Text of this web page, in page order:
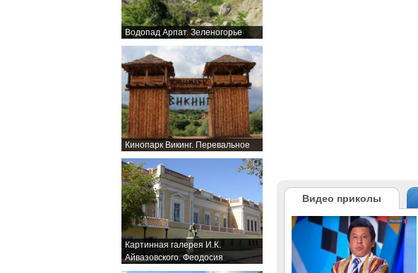
Водопад Арпат. Зеленогорье
Кинопарк Викинг. Перевальное
Картинная галерея И.К.
Айвазовского. Феодосия
Видео приколы